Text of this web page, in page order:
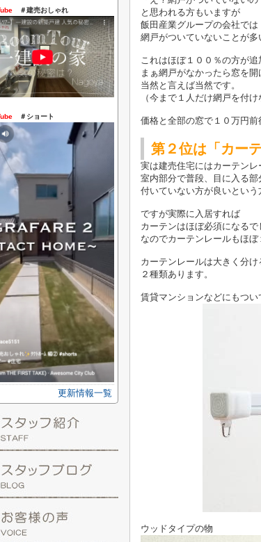
と思われる方もいますが
飯田産業グループの会社では
網戸がついていないことが多
これはほぼ１００％の方が追
まぁ網戸がなかったら窓を開
当然と言えば当然です。
（今まで１人だけ網戸を付
価格と全部の窓で１０万円前
第２位は「カー
実は建売住宅にはカーテンレ
室内部分で普段、目に入る部
付いていない方が良いという
ですが実際に入居すれば
カーテンはほぼ必須になるで
なのでカーテンレールもほぼ
カーテンレールは大きく分け
２種類あります。
賃貸マンションなどにもつい
ウッドタイプの物
＃建売おしゃれ
＃ショート
更新情報一覧